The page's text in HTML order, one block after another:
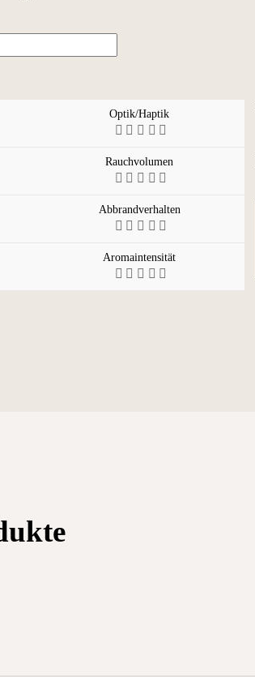
Optik/Haptik
Rauchvolumen
Abbrandverhalten
Aromaintensität